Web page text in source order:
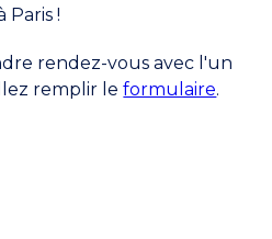
Paris !
rendez-vous avec l'un
remplir leformulaire.